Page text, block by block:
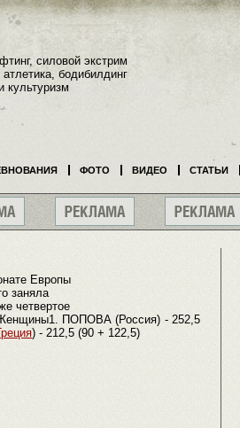
Европы
заняла
четвертое
ПОПОВА (Россия) - 252,5
) - 212,5 (90 + 122,5)
силовой экстрим
бодибилдинг
культуризм
ФОТО ВИДЕО СТАТЬИ